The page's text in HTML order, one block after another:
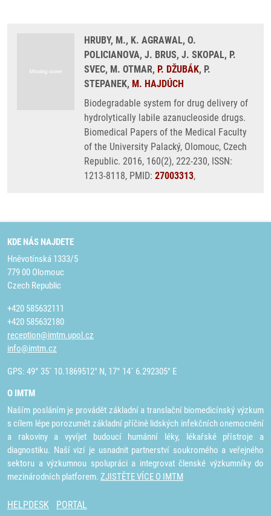
HRUBY, M., K. AGRAWAL, O.
POLICIANOVA, J. BRUS, J. SKOPAL, P.
SVEC, M. OTMAR, P. DŽUBÁK, P.
STEPANEK, M. HAJDÚCH
Biodegradable system for drug delivery of
hydrolytically labile azanucleoside drugs.
Biomedical Papers of the Medical Faculty
of the University Palacký, Olomouc, Czech
Republic. 2016, 160(2), 222-230, ISSN:
1213-8118, PMID: 27003313,
KDE NÁS NAJDETE
Hněvotínská 1333/5
779 00 Olomouc
Czech Republic
+420 585632111
+420 585632180
reception@imtm.upol.cz
info@imtm.cz
GPS: 49° 35´ 10.1869512" N, 17° 14´ 6.292305" E
O IMTM
Naším posláním je provádět základní a translační biomedicínský výzkum
s cílem lépe porozumět základní příčině lidských infekčních onemocnění
a rakoviny a vyvíjet budoucí humánní léky, lékařské přístroje a
diagnostiku. Naší vizí je usnadnit partnerství soukromého a veřejného
sektoru a výzkumnou spolupráci a integrovat členské výzkumníky do
mezinárodních platforem. ZJISTĚTE VÍCE O IMTM
HELPDESK PORTAL